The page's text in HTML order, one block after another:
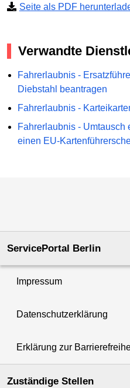
Seite als PDF
Verwandte
Fahrerlaubnis -
Diebstahl beantragen
Fahrerlaubnis -
Fahrerlaubnis - Umtausch
einen EU-
ServicePortal Berlin
Impressum
Datenschutzerklärung
Erklärung zur
Zuständige Stellen